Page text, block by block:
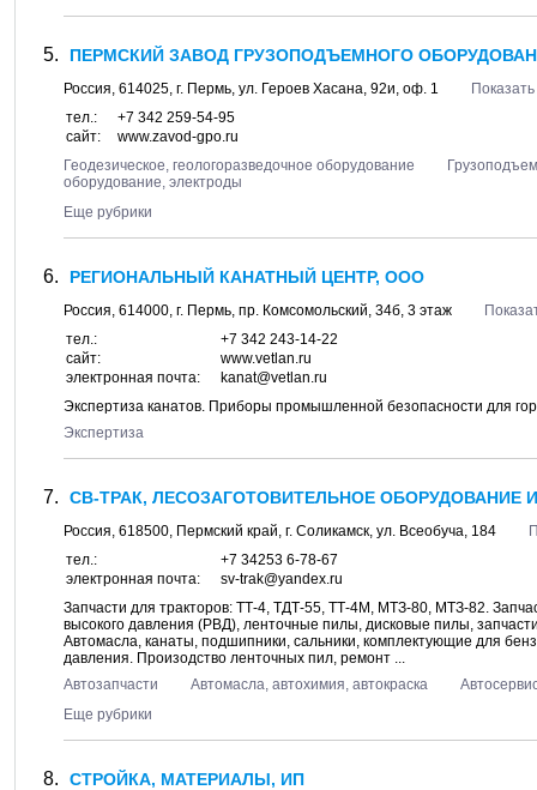
ПЕРМСКИЙ ЗАВОД ГРУЗОПОДЪЕМНОГО
Россия, 614025, г. Пермь, ул. Героев Хасана, 92и, оф. 1
тел.:
+7 342 259-54-95
сайт:
www.zavod-gpo.ru
Геодезическое, геологоразведочное оборудование
оборудование, электроды
Еще рубрики
РЕГИОНАЛЬНЫЙ КАНАТНЫЙ ЦЕНТР, ООО
Россия, 614000, г. Пермь, пр. Комсомольский, 34б, 3 этаж
тел.:
+7 342 243-14-22
сайт:
www.vetlan.ru
электронная почта:
kanat@vetlan.ru
Экспертиза канатов. Приборы промышленной безопасности для
Экспертиза
СВ-ТРАК, ЛЕСОЗАГОТОВИТЕЛЬНОЕ ОБОРУДОВАНИЕ
Россия, 618500, Пермский край, г. Соликамск, ул. Всеобуча, 184
тел.:
+7 34253 6-78-67
электронная почта:
sv-trak@yandex.ru
Запчасти для тракторов: ТТ-4, ТДТ-55, ТТ-4М, МТЗ-80, МТЗ-82.
высокого давления (РВД), ленточные пилы, дисковые пилы,
Автомасла, канаты, подшипники, сальники, комплектующие для
давления. Произодство ленточных пил, ремонт ...
Автозапчасти
Автомасла, автохимия, автокраска
Еще рубрики
СТРОЙКА, МАТЕРИАЛЫ, ИП